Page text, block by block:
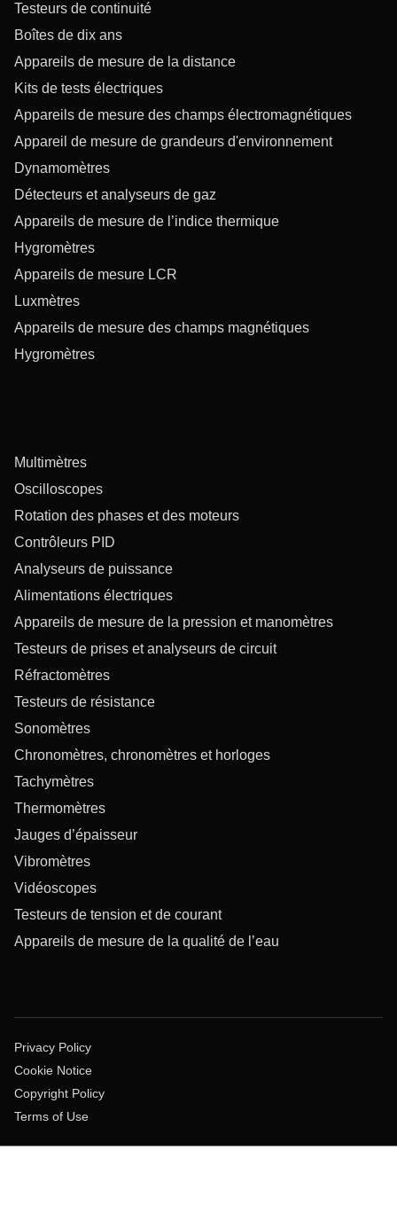
Testeurs de continuité
Boîtes de dix ans
Appareils de mesure de la distance
Kits de tests électriques
Appareils de mesure des champs électromagnétiques
Appareil de mesure de grandeurs d'environnement
Dynamomètres
Détecteurs et analyseurs de gaz
Appareils de mesure de l’indice thermique
Hygromètres
Appareils de mesure LCR
Luxmètres
Appareils de mesure des champs magnétiques
Hygromètres
Multimètres
Oscilloscopes
Rotation des phases et des moteurs
Contrôleurs PID
Analyseurs de puissance
Alimentations électriques
Appareils de mesure de la pression et manomètres
Testeurs de prises et analyseurs de circuit
Réfractomètres
Testeurs de résistance
Sonomètres
Chronomètres, chronomètres et horloges
Tachymètres
Thermomètres
Jauges d’épaisseur
Vibromètres
Vidéoscopes
Testeurs de tension et de courant
Appareils de mesure de la qualité de l’eau
Privacy Policy
Cookie Notice
Copyright Policy
Terms of Use